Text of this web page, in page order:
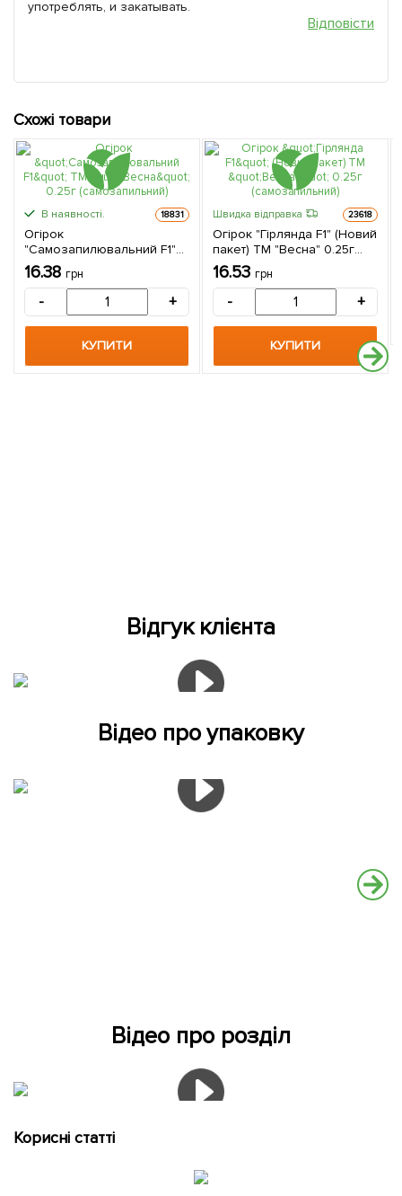
употреблять, и закатывать.
Відповісти
Схожі товари
В наявності. 18831
Огірок
"Самозапилювальний F1"
ТМ "Весна" 0.25г
(самозапильний)
16.38 грн
- +
КУПИТИ
Швидка відправка 23618
Огірок "Гірлянда F1" (Новий
пакет) ТМ "Весна" 0.25г
(самозапильний)
16.53 грн
- +
КУПИТИ
Відгук клієнта
Відео про упаковку
Відео про розділ
Корисні статті